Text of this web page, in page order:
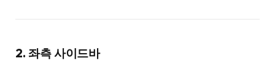
2. 좌측 사이드바